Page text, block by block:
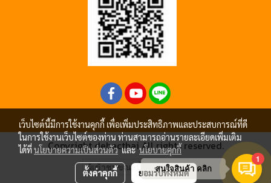
Copyright debacthai All rights reserved.
ผู้เข้าชมขณะนี้ 97
เว็บไซต์นี้มีการใช้งานคุกกี้ เพื่อเพิ่มประสิทธิภาพและประสบการณ์ที่ดี
ในการใช้งานเว็บไซต์ของท่าน ท่านสามารถอ่านรายละเอียดเพิ่มเติม
ได้ที่นโยบายความเป็นส่วนตัวและนโยบายคุกกี้
ตั้งค่าคุกกี้ ยอมรับทั้งหมด
1
สนใจสินค้า คลิก